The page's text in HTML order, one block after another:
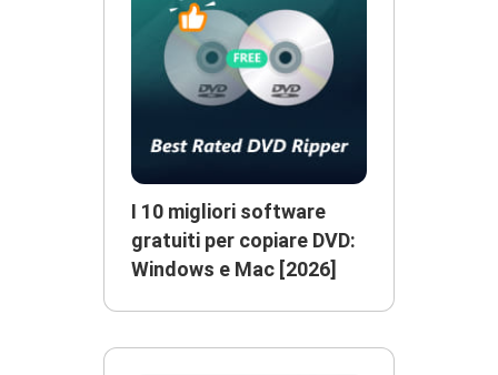
I 10 migliori software
gratuiti per copiare DVD:
Windows e Mac [2026]